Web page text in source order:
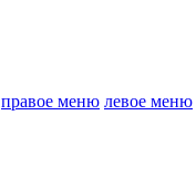
правое меню левое меню